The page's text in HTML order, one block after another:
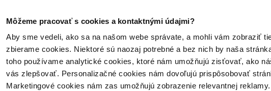
Môžeme pracovať s cookies a kontaktnými údajmi?
Aby sme vedeli, ako sa na našom webe správate, a mohli vám zobraziť
zbierame cookies. Niektoré sú naozaj potrebné a bez nich by naša
toho používame analytické cookies, ktoré nám umožňujú zisťovať, ako
vás zlepšovať. Personalizačné cookies nám dovoľujú prispôsobovať
Marketingové cookies nám zas umožňujú zobrazenie relevantnej
Poukážky Kontakt